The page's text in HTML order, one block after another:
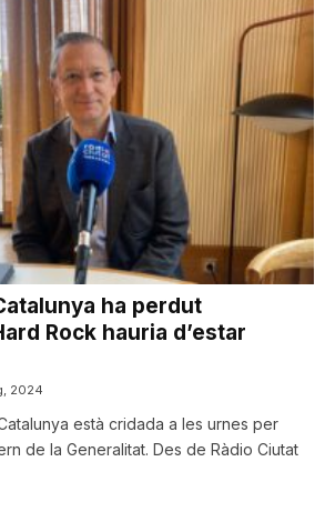
ha perdut
Rock hauria d’estar
2024
està cridada a les urnes per
de la Generalitat. Des de Ràdio Ciutat